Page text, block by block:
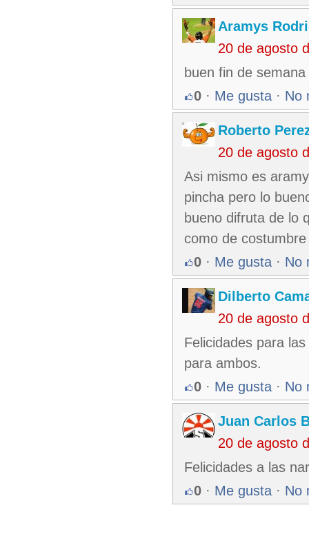
Aramys
20 de agosto
buen fin de
0 · Me gusta · No
Roberto
20 de agosto
Asi mismo es
pincha pero lo
bueno difruta de lo
como de
0 · Me gusta · No
Dilberto
20 de agosto
Felicidades para
para ambos.
0 · Me gusta · No
Juan Carlos
20 de agosto
Felicidades a las
0 · Me gusta · No